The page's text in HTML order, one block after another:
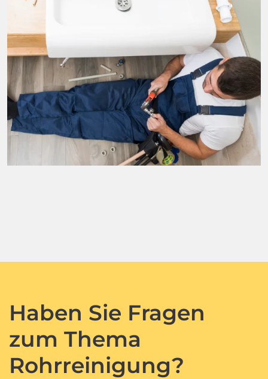
Haben Sie Fragen
zum Thema
Rohrreinigung?